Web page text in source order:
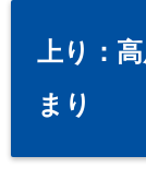
上り：
まり